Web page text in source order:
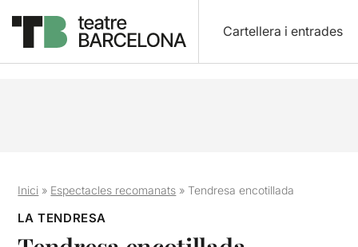
Cartellera i entrades
Inici » Espectacles recomanats »Tendresa encotillada
LA TENDRESA